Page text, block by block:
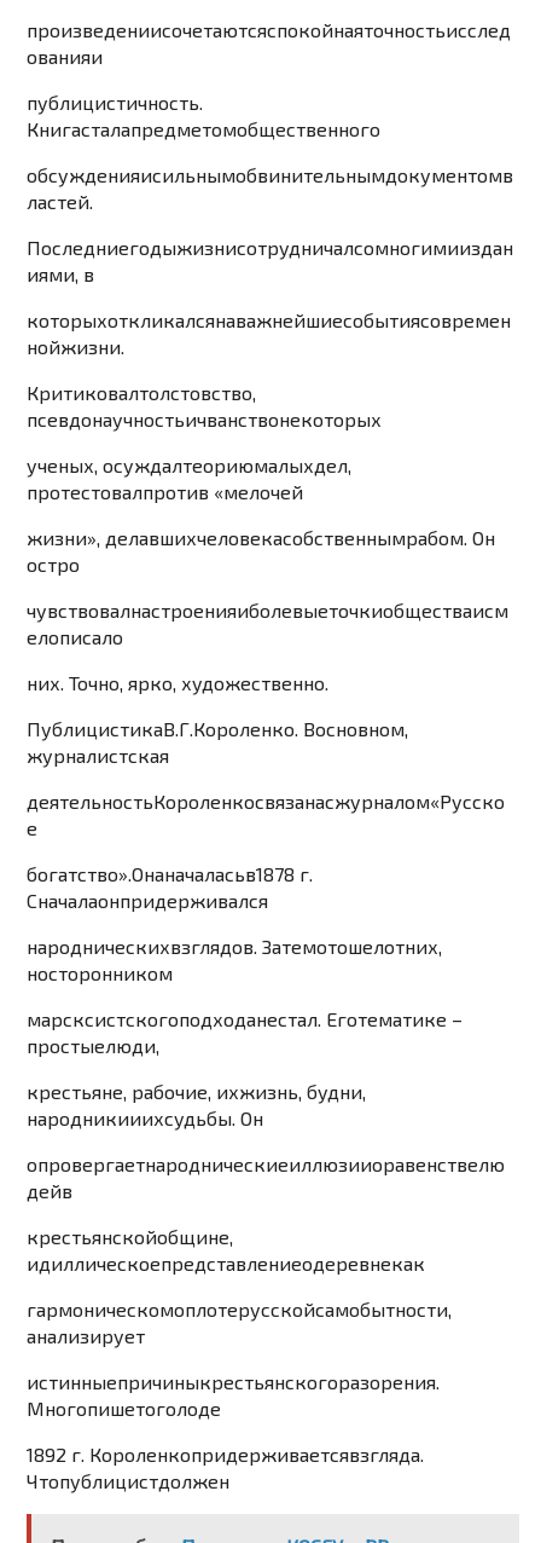
произведениисочетаютсяспокойнаяточностьисслед
ованияи
публицистичность.
Книгасталапредметомобщественного
обсужденияисильнымобвинительнымдокументомв
ластей.
Последниегодыжизнисотрудничалсомногимииздан
иями, в
которыхоткликалсянаважнейшиесобытиясовремен
нойжизни.
Критиковалтолстовство,
псевдонаучностьичванствонекоторых
ученых,осуждалтеориюмалыхдел,
протестовалпротив «мелочей
жизни», делавшихчеловекасобственнымрабом.Он
остро
чувствовалнастроенияиболевыеточкиобществаисм
елописало
них.Точно,ярко, художественно.
ПублицистикаВ.Г.Короленко. Восновном,
журналистская
деятельностьКороленкосвязанасжурналом«Русско
е
богатство».Онаначаласьв1878 г.
Сначалаонпридерживался
народническихвзглядов.Затемотошелотних,
носторонником
марсксистскогоподходанестал. Еготематике –
простыелюди,
крестьяне, рабочие, ихжизнь,будни,
народникииихсудьбы.Он
опровергаетнародническиеиллюзииоравенствелю
дейв
крестьянскойобщине,
идиллическоепредставлениеодеревнекак
гармоническомоплотерусскойсамобытности,
анализирует
истинныепричиныкрестьянскогоразорения.
Многопишетоголоде
1892 г. Короленкопридерживаетсявзгляда.
Чтопублицистдолжен